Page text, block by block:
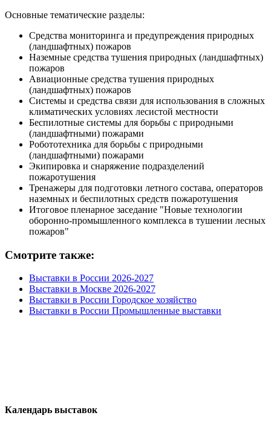
Основные тематические разделы:
Средства мониторинга и предупреждения природных
(ландшафтных) пожаров
Наземные средства тушения природных (ландшафтных)
пожаров
Авиационные средства тушения природных
(ландшафтных) пожаров
Системы и средства связи для использования в сложных
климатических условиях лесистой местности
Беспилотные системы для борьбы с природными
(ландшафтными) пожарами
Робототехника для борьбы с природными
(ландшафтными) пожарами
Экипировка и снаряжение подразделений
пожаротушения
Тренажеры для подготовки летного состава, операторов
наземных и беспилотных средств пожаротушения
Итоговое пленарное заседание "Новые технологии
оборонно-промышленного комплекса в тушении лесных
пожаров"
Смотрите также:
Выставки в России 2026-2027
Выставки в Москве 2026-2027
Выставки в России Городское хозяйство
Выставки в России Промышленные выставки
Календарь выставок